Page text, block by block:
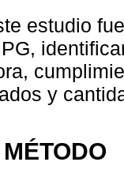
estudio
y